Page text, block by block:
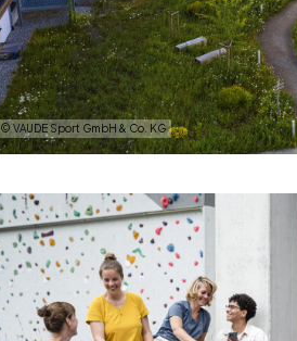
© VAUDE Sport GmbH & Co. KG